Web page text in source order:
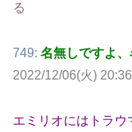
る
749: 名無しですよ
2022/12/06(火)
エミリオにはトラウ